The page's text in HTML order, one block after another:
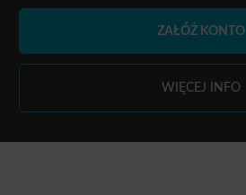
ZAŁÓŻ KONTO
WIĘCEJ INFO